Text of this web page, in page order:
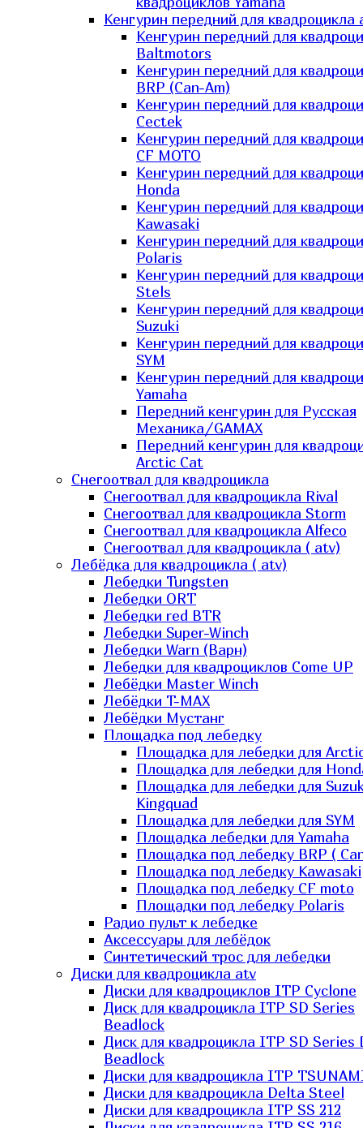
Кенгурин передний для квадроцикла
Кенгурин передний для
Baltmotors
Кенгурин передний для
BRP (Can-Am)
Кенгурин передний для
Cectek
Кенгурин передний для
CF MOTO
Кенгурин передний для
Honda
Кенгурин передний для
Kawasaki
Кенгурин передний для
Polaris
Кенгурин передний для
Stels
Кенгурин передний для
Suzuki
Кенгурин передний для
SYM
Кенгурин передний для
Yamaha
Передний кенгурин для Русская
Механика/GAMAX
Передний кенгурин для
Arctic Cat
Снегоотвал для квадроцикла
Снегоотвал для квадроцикла Rival
Снегоотвал для квадроцикла Storm
Снегоотвал для квадроцикла Alfeco
Снегоотвал для квадроцикла ( atv)
Лебёдка для квадроцикла ( atv)
Лебедки Tungsten
Лебедки ORT
Лебедки red BTR
Лебедки Super-Winch
Лебедки Warn (Варн)
Лебедки для квадроциклов Come UP
Лебёдки Master Winch
Лебёдки T-MAX
Лебёдки Мустанг
Площадка под лебедку
Площадка для лебедки для
Площадка для лебедки для
Площадка для лебедки для
Kingquad
Площадка для лебедки для SYM
Площадка лебедки для Yamaha
Площадка под лебедку BRP (
Площадка под лебедку Kawasaki
Площадка под лебедку СF moto
Площадки под лебедку Polaris
Радио пульт к лебедке
Аксессуары для лебёдок
Синтетический трос для лебедки
Диски для квадроцикла atv
Диски для квадроциклов ITP Cyclone
Диск для квадроцикла ITP SD Series
Beadlock
Диск для квадроцикла ITP SD Series
Beadlock
Диски для квадроцикла ITP
Диски для квадроцикла Delta Steel
Диски для квадроцикла ITP SS 212